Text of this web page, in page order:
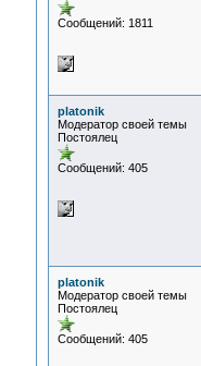
Сообщений: 1811
platonik
Модератор своей темы
Постоялец
Сообщений: 405
platonik
Модератор своей темы
Постоялец
Сообщений: 405